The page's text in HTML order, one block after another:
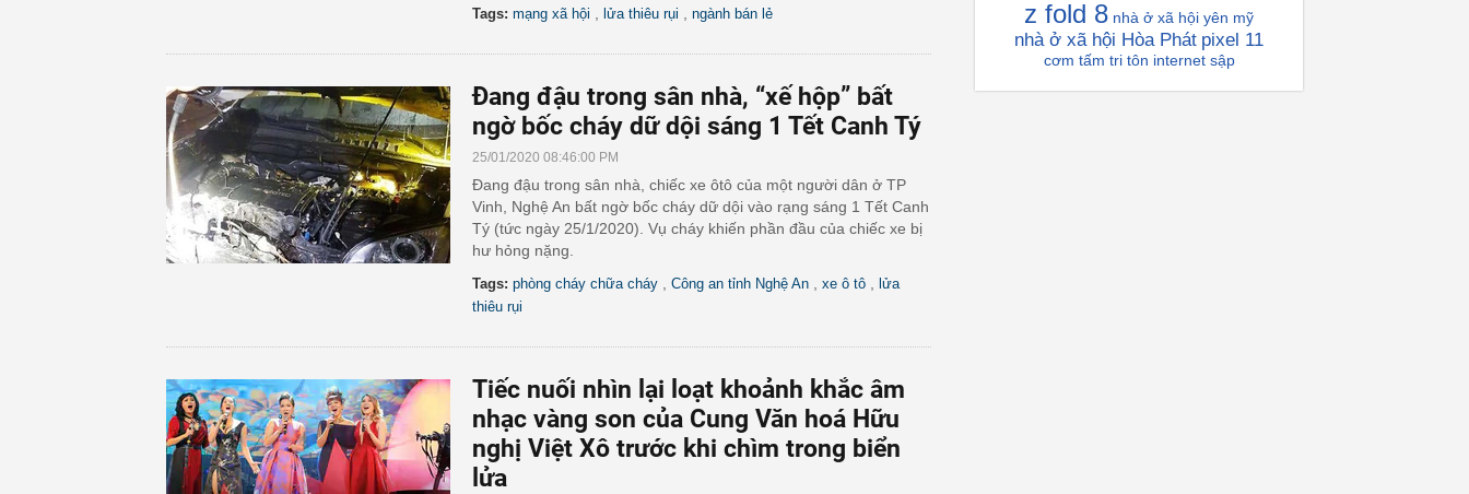
Tags: mạng xã hội lửa thiêu rụi ngành bán lẻ
Đang đậu trong sân nhà, “xế hộp” bất
ngờ bốc cháy dữ dội sáng 1 Tết Canh Tý
25/01/2020 08:46:00 PM
Đang đậu trong sân nhà, chiếc xe ôtô của một người dân ở TP
Vinh, Nghệ An bất ngờ bốc cháy dữ dội vào rạng sáng 1 Tết Canh
Tý (tức ngày 25/1/2020). Vụ cháy khiến phần đầu của chiếc xe bị
hư hỏng nặng.
Tags: phòng cháy chữa cháy Công an tỉnh Nghệ An xe ô tô
lửa
thiêu rụi
Tiếc nuối nhìn lại loạt khoảnh khắc âm
nhạc vàng son của Cung Văn hoá Hữu
nghị Việt Xô trước khi chìm trong biển
lửa
z fold 8 nhà ở xã hội yên mỹ
nhà ở xã hội Hòa Phát pixel 11
cơm tấm tri tôn internet sập